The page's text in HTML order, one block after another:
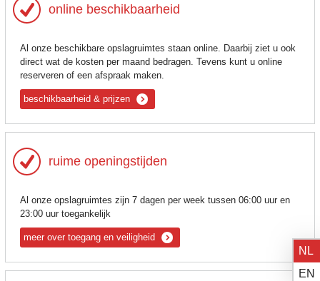
NL
EN
online beschikbaarheid
Al onze beschikbare opslagruimtes staan online. Daarbij ziet u ook
direct wat de kosten per maand bedragen. Tevens kunt u online
reserveren of een afspraak maken.
beschikbaarheid & prijzen
ruime openingstijden
Al onze opslagruimtes zijn 7 dagen per week tussen 06:00 uur en
23:00 uur toegankelijk
meer over toegang en veiligheid